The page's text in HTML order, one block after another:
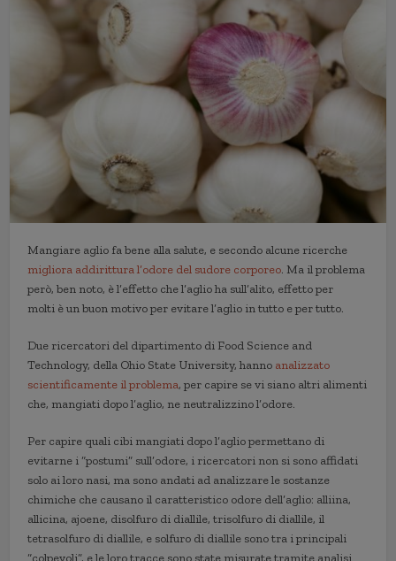
Mangiare aglio fa bene alla salute, e secondo alcune ricerche
migliora addirittura l’odore del sudore corporeo. Ma il problema
però, ben noto, è l’effetto che l’aglio ha sull’alito, effetto per
molti è un buon motivo per evitare l’aglio in tutto e per tutto.
Due ricercatori del dipartimento di Food Science and
Technology, della Ohio State University, hanno analizzato
scientificamente il problema, per capire se vi siano altri alimenti
che, mangiati dopo l’aglio, ne neutralizzino l’odore.
Per capire quali cibi mangiati dopo l’aglio permettano di
evitarne i “postumi” sull’odore, i ricercatori non si sono affidati
solo ai loro nasi, ma sono andati ad analizzare le sostanze
chimiche che causano il caratteristico odore dell’aglio: alliina,
allicina, ajoene, disolfuro di diallile, trisolfuro di diallile, il
tetrasolfuro di diallile, e solfuro di diallile sono tra i principali